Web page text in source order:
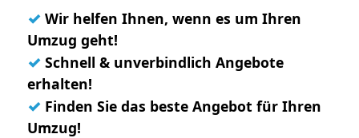
✓ Wir helfen Ihnen, wenn es um Ihren
Umzug geht!
✓ Schnell & unverbindlich Angebote
erhalten!
✓ Finden Sie das beste Angebot für Ihren
Umzug!